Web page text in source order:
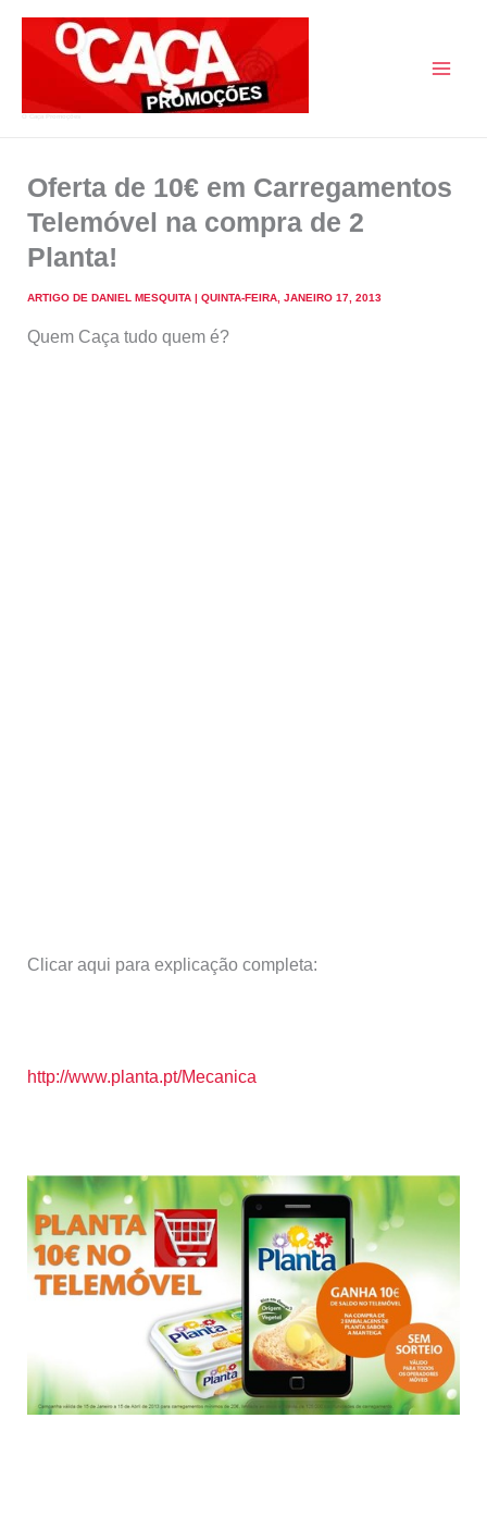
Oferta de 10€ em Carregamentos
Telemóvel na compra de 2
Planta!
ARTIGO DE DANIEL MESQUITA | QUINTA-FEIRA, JANEIRO 17, 2013
Quem Caça tudo quem é?
Clicar aqui para explicação completa:
http://www.planta.pt/Mecanica